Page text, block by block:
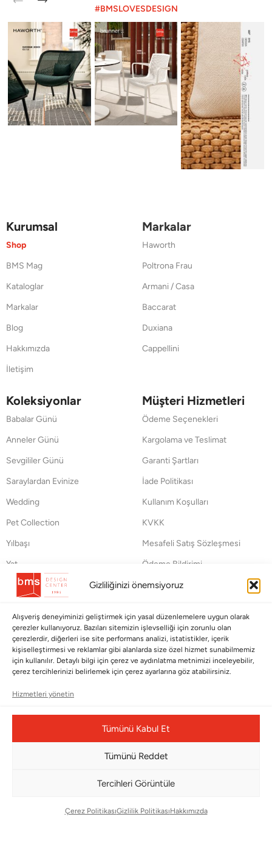
Gizliliğinizi önemsiyoruz
Alışveriş deneyiminizi geliştirmek için yasal düzenlemelere uygun olarak
çerezler kullanıyoruz. Bazıları sitemizin işlevselliği için zorunlu olan
çerezlerdir, diğerleri ise site performans analizi, istatistikler, içerik
kişiselleştirmesi ve reklamlar gibi alanlarda size özel hizmet sunabilmemiz
için kullanılır. Detaylı bilgi için çerez ve aydınlatma metnimizi inceleyebilir,
çerez tercihlerinizi belirlemek için çerez ayarlarına göz atabilirsiniz.
Hizmetleri yönetin
Tümünü Kabul Et
Tümünü Reddet
Tercihleri Görüntüle
Çerez PolitikasıGizlilik PolitikasıHakkımızda
#BMSLOVESDESIGN
Kurumsal
Shop
BMS Mag
Kataloglar
Markalar
Blog
Hakkımızda
İletişim
Markalar
Haworth
Poltrona Frau
Armani / Casa
Baccarat
Duxiana
Cappellini
Koleksiyonlar
Babalar Günü
Anneler Günü
Sevgililer Günü
Saraylardan Evinize
Wedding
Pet Collection
Yılbaşı
Yat
Müşteri Hizmetleri
Ödeme Seçenekleri
Kargolama ve Teslimat
Garanti Şartları
İade Politikası
Kullanım Koşulları
KVKK
Mesafeli Satış Sözleşmesi
Ödeme Bildirimi
Hata Bildirim Formu
BÜLTENİMİZE ABONE OLUN
Kayıt olun ve fırsatlardan ilk siz yararlanın!
Bültenimize Abone Olun